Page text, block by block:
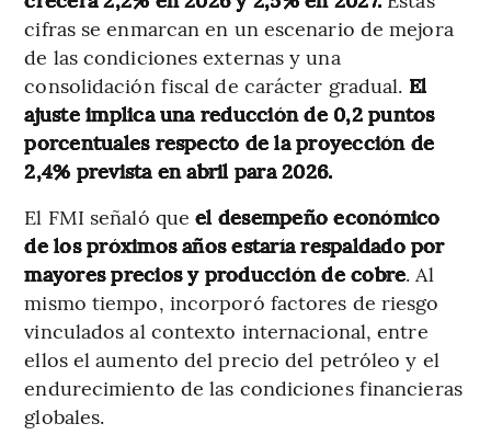
cifras se enmarcan en un escenario de mejora
de las condiciones externas y una
consolidación fiscal de carácter gradual. El
ajuste implica una reducción de 0,2 puntos
porcentuales respecto de la proyección de
2,4% prevista en abril para 2026.
El FMI señaló queel desempeño económico
de los próximos años estaría respaldado por
mayores precios y producción de cobre. Al
mismo tiempo, incorporó factores de riesgo
vinculados al contexto internacional, entre
ellos el aumento del precio del petróleo y el
endurecimiento de las condiciones financieras
globales.